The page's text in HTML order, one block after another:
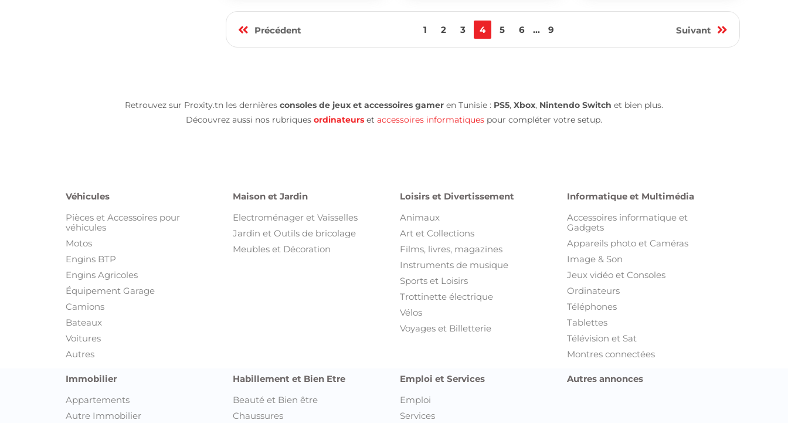
Précédent 1 2 3 4 5 6 ... 9 Suivant
Retrouvez sur Proxity.tn les dernières consoles de jeux et accessoires gamer en Tunisie : PS5, Xbox, Nintendo Switch et bien plus.
Découvrez aussi nos rubriques ordinateurs et accessoires informatiques pour compléter votre setup.
Véhicules
Pièces et Accessoires pour
véhicules
Motos
Engins BTP
Engins Agricoles
Équipement Garage
Camions
Bateaux
Voitures
Autres
Maison et Jardin
Electroménager et Vaisselles
Jardin et Outils de bricolage
Meubles et Décoration
Loisirs et Divertissement
Animaux
Art et Collections
Films, livres, magazines
Instruments de musique
Sports et Loisirs
Trottinette électrique
Vélos
Voyages et Billetterie
Informatique et Multimédia
Accessoires informatique et
Gadgets
Appareils photo et Caméras
Image & Son
Jeux vidéo et Consoles
Ordinateurs
Téléphones
Tablettes
Télévision et Sat
Montres connectées
Immobilier
Appartements
Autre Immobilier
Habillement et Bien Etre
Beauté et Bien être
Chaussures
Emploi et Services
Emploi
Services
Autres annonces